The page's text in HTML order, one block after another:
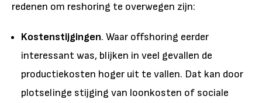
redenen om reshoring te overwegen zijn:
Kostenstijgingen. Waar offshoring eerder
interessant was, blijken in veel gevallen de
productiekosten hoger uit te vallen. Dat kan door
plotselinge stijging van loonkosten of sociale